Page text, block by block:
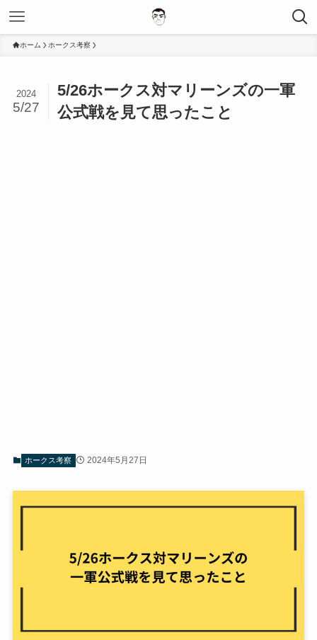
ホーム ホークス考察
5/26ホークス対マリーンズの一軍
公式戦を見て思ったこと
2024
5/27
ホークス考察 2024年5月27日